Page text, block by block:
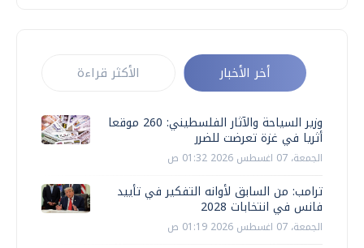
أخر الأخبار الأكثر قراءة
وزير السياحة والآثار الفلسطيني: 260 موقعا
أثريا في غزة تعرضت للضرر
الجمعة، 07 اغسطس 2026 01:32 ص
ترامب: من السابق لأوانه التفكير في تأييد
فانس في انتخابات 2028
الجمعة، 07 اغسطس 2026 01:19 ص